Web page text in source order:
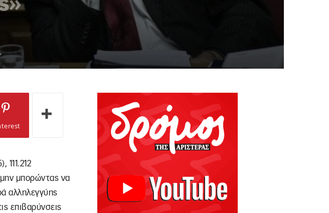
111.212
μην μπορώντας να
αλληλεγγύης
επιβαρύνσεις